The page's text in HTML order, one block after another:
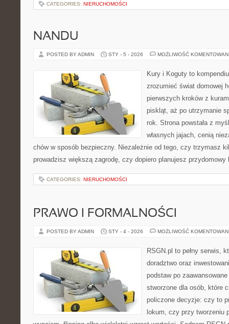
CATEGORIES: NIERUCHOMOŚCI
NANDU
POSTED BY ADMIN STY - 5 - 2026 MOŻLIWOŚĆ
Kury i Koguty to
zrozumieć świat domowej
pierwszych kroków z
piskląt, aż po utrzymanie
rok. Strona powstała z
własnych jajach, cenią
chów w sposób bezpieczny. Niezależnie od tego, czy trzymasz
prowadzisz większą zagrodę, czy dopiero planujesz
CATEGORIES: NIERUCHOMOŚCI
PRAWO I FORMALNOŚCI
POSTED BY ADMIN STY - 4 - 2026 MOŻLIWOŚĆ
RSGN.pl to pełny serwis,
doradztwo oraz
podstaw po
stworzone dla osób, które
policzone decyzje: czy to
lokum, czy przy tworzeniu